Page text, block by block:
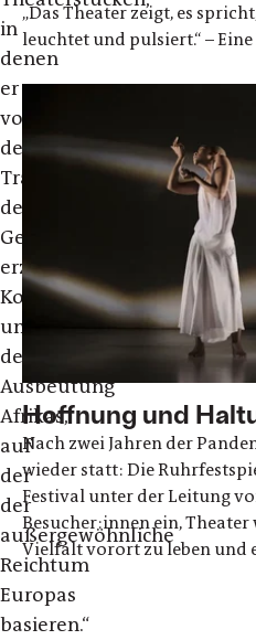
in
denen
er
von
den
Tragödien
der
Geschichte
erzählt:
Kolonialismus
und
der
Ausbeutung
Afrikas,
auf
der
der
außergewöhnliche
Reichtum
Europas
basieren.“
„Das Theater zeigt, es
leuchtet und pulsiert.“ –
Hoffnung und
Nach zwei Jahren der
wieder statt: Die
Festival unter der Leitung
Besucher:innen ein,
Vielfalt vorort zu leben und